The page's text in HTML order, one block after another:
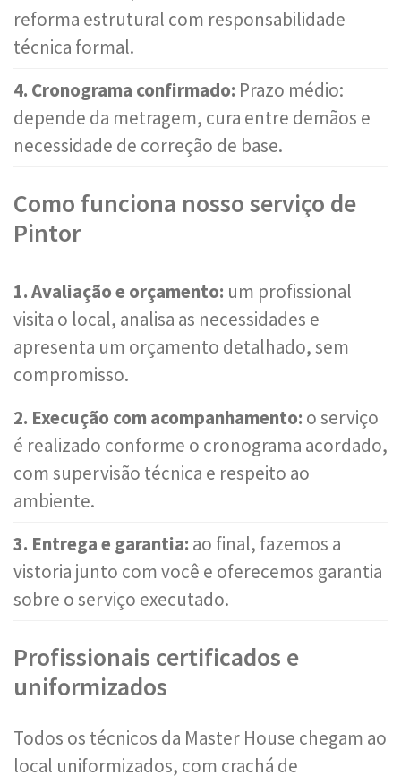
reforma estrutural com responsabilidade
técnica formal.
4. Cronograma confirmado: Prazo médio:
depende da metragem, cura entre demãos e
necessidade de correção de base.
Como funciona nosso serviço de
Pintor
1. Avaliação e orçamento: um profissional
visita o local, analisa as necessidades e
apresenta um orçamento detalhado, sem
compromisso.
2. Execução com acompanhamento: o serviço
é realizado conforme o cronograma acordado,
com supervisão técnica e respeito ao
ambiente.
3. Entrega e garantia: ao final, fazemos a
vistoria junto com você e oferecemos garantia
sobre o serviço executado.
Profissionais certificados e
uniformizados
Todos os técnicos da Master House chegam ao
local uniformizados, com crachá de